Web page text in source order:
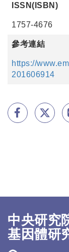
ISSN(ISBN)
1757-4676
參考連結
https://
201606914
中央研究
基因體研